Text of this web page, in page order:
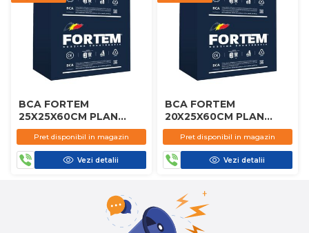
BCA FORTEM
25X25X60CM PLAN
D450
Pret disponibil in magazin
Vezi detalii
BCA FORTEM
20X25X60CM PLAN
D450
Pret disponibil in magazin
Vezi detalii